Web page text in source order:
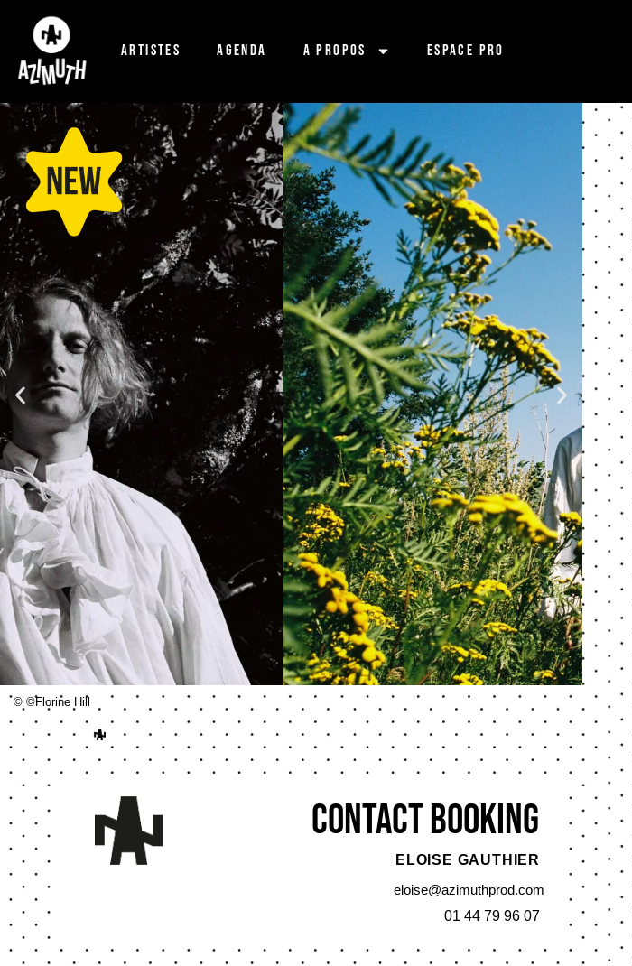
Artistes Agenda A propos Espace pro
© ©Florine Hill
Contact booking
ELOISE GAUTHIER
eloise@azimuthprod.com
01 44 79 96 07